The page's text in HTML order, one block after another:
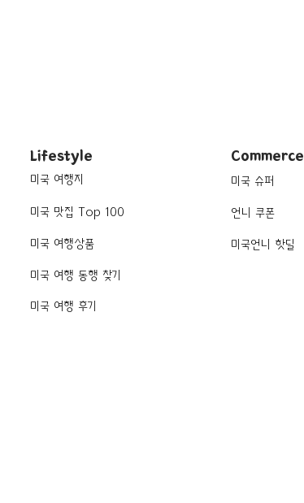
Lifestyle
미국 여행지
미국 맛집 Top 100
미국 여행상품
미국 여행 동행 찾기
미국 여행 후기
Commerce
미국 슈퍼
언니 쿠폰
미국언니 핫딜